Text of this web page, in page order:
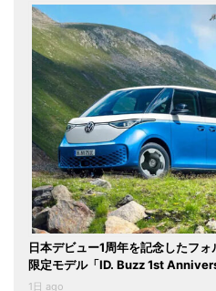
日本デビュー1周年を記念したフ
限定モデル「ID. Buzz 1st
1日 ago